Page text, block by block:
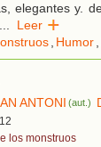
elegantes y.
... Leer
, Humor,
ANTONI (aut.)
los monstruos